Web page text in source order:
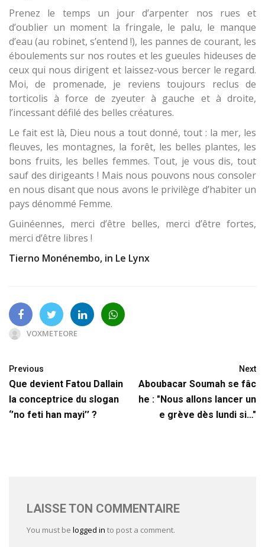
Prenez le temps un jour d’arpenter nos rues et
d’oublier un moment la fringale, le palu, le manque
d’eau (au robinet, s’entend !), les pannes de courant, les
éboulements sur nos routes et les gueules hideuses de
ceux qui nous dirigent et laissez-vous bercer le regard.
Moi, de promenade, je reviens toujours reclus de
torticolis à force de zyeuter à gauche et à droite,
l’incessant défilé des belles créatures.
Le fait est là, Dieu nous a tout donné, tout : la mer, les
fleuves, les montagnes, la forêt, les belles plantes, les
bons fruits, les belles femmes. Tout, je vous dis, tout
sauf des dirigeants ! Mais nous pouvons nous consoler
en nous disant que nous avons le privilège d’habiter un
pays dénommé Femme.
Guinéennes, merci d’être belles, merci d’être fortes,
merci d’être libres !
Tierno Monénembo, in Le Lynx
VOXMETEORE
Previous
Que devient Fatou Dallain
la conceptrice du slogan
‘’no feti han mayi’’ ?
Next
Aboubacar Soumah se fâc
he : "Nous allons lancer un
e grève dès lundi si…"
LAISSE TON COMMENTAIRE
You must be logged in to post a comment.